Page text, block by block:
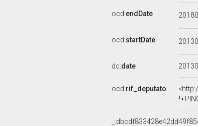
ocd:endDate
ocd:startDate
dc:date
ocd:rif_deputato